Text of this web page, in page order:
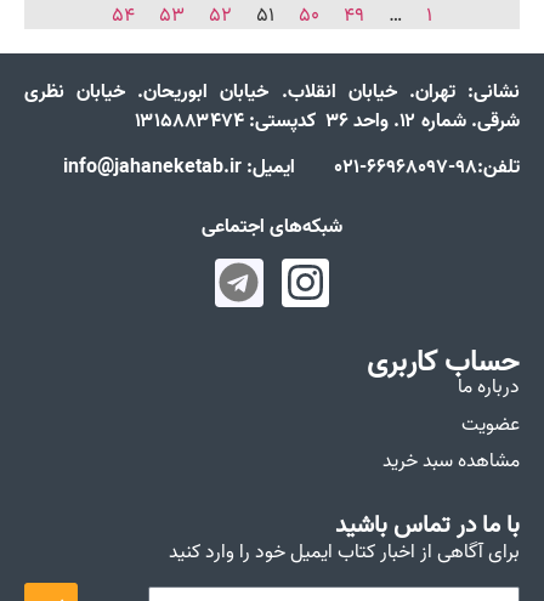
۱ … ۴۹ ۵۰ ۵۱ ۵۲ ۵۳ ۵۴
نشانی: تهران. خیابان انقلاب. خیابان ابوریحان. خیابان نظری
شرقی. شماره ۱۲. واحد ۳۶ کدپستی: ۱۳۱۵۸۸۳۴۷۴
تلفن:98-66968097-021 ایمیل: info@jahaneketab.ir
شبکه‌های اجتماعی
حساب کاربری
درباره ما
عضویت
مشاهده سبد خرید
با ما در تماس باشید
برای آگاهی از اخبار کتاب ایمیل خود را وارد کنید